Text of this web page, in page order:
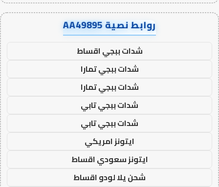
روابط نصية AA49895
شدات ببجي اقساط
شدات ببجي تمارا
شدات ببجي تمارا
شدات ببجي تابي
شدات ببجي تابي
ايتونز امريكي
ايتونز سعودي اقساط
شحن يلا لودو اقساط